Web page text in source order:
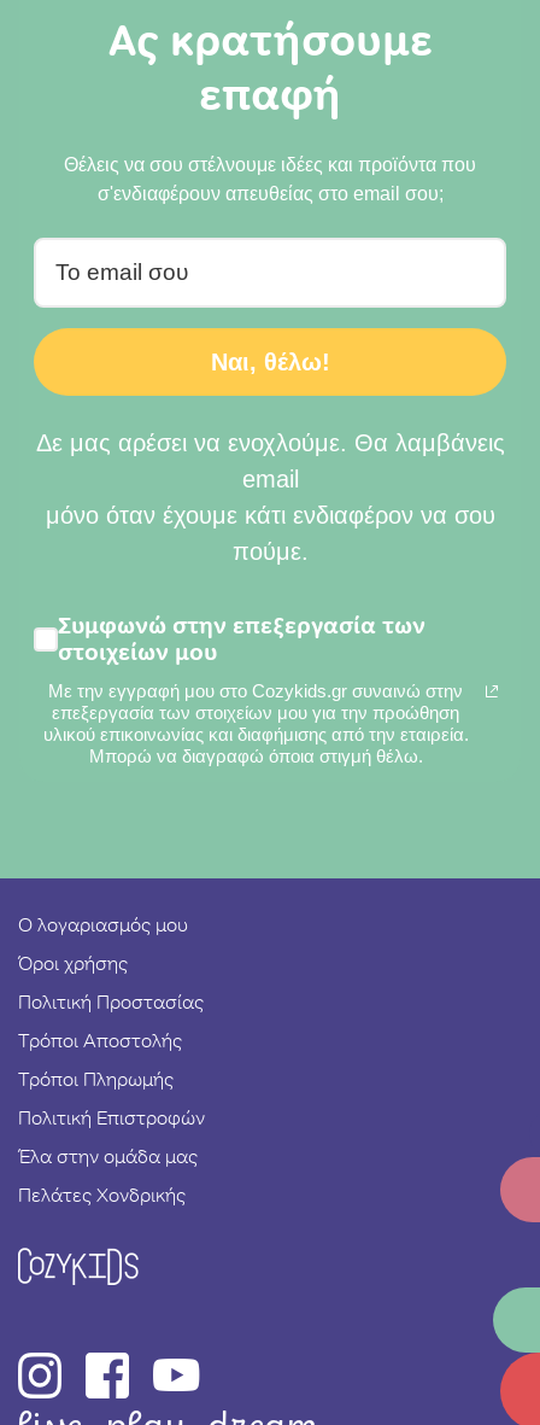
Ας κρατήσουμε
επαφή
Θέλεις να σου στέλνουμε ιδέες και προϊόντα που
σ'ενδιαφέρουν απευθείας στο email σου;
Ναι, θέλω!
Δε μας αρέσει να ενοχλούμε. Θα λαμβάνεις
email
μόνο όταν έχουμε κάτι ενδιαφέρον να σου
πούμε.
Συμφωνώ στην επεξεργασία των
στοιχείων μου
Με την εγγραφή μου στο Cozykids.gr συναινώ στην
επεξεργασία των στοιχείων μου για την προώθηση
υλικού επικοινωνίας και διαφήμισης από την εταιρεία.
Μπορώ να διαγραφώ όποια στιγμή θέλω.
Ο λογαριασμός μου
Όροι χρήσης
Πολιτική Προστασίας
Τρόποι Αποστολής
Τρόποι Πληρωμής
Πολιτική Επιστροφών
Έλα στην ομάδα μας
Πελάτες Χονδρικής